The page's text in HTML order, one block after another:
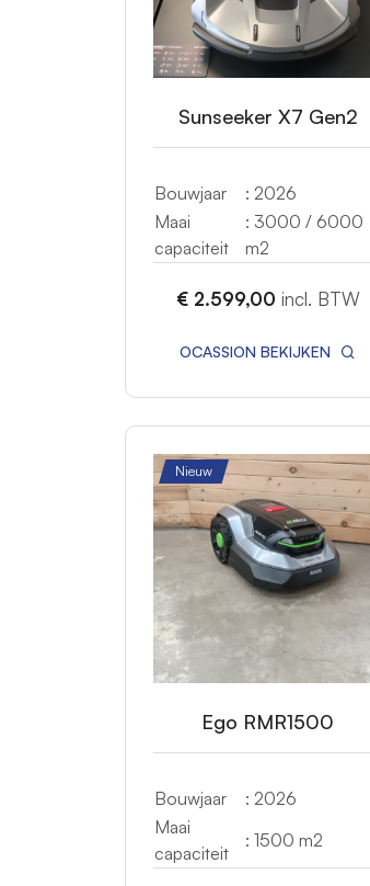
Sunseeker X7 Gen2
Bouwjaar
: 2026
Maai
capaciteit
: 3000 / 6000
m2
€ 2.599,00 incl. BTW
OCASSION BEKIJKEN
Nieuw
Ego RMR1500
Bouwjaar
: 2026
Maai
capaciteit
: 1500 m2